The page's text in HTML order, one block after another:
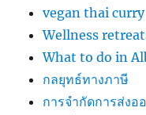
vegan thai curry
Wellness
What to do in
กลยุทธ์ทางภาษี
การจำกัดการส่งอ